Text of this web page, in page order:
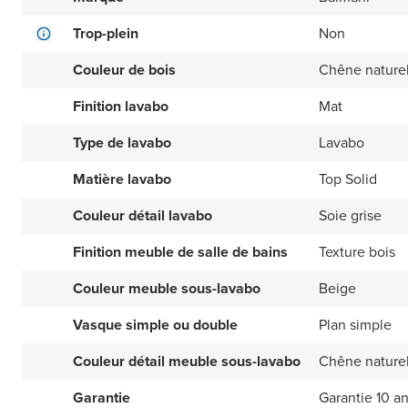
Trop-plein
Non
Couleur de bois
Chêne naturel
Finition lavabo
Mat
Type de lavabo
Lavabo
Matière lavabo
Top Solid
Couleur détail lavabo
Soie grise
Finition meuble de salle de bains
Texture bois
Couleur meuble sous-lavabo
Beige
Vasque simple ou double
Plan simple
Couleur détail meuble sous-lavabo
Chêne naturel
Garantie
Garantie 10